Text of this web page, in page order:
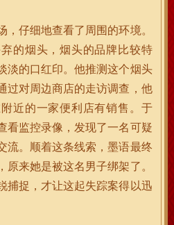
仔细地查看了周围的环境。
的烟头，烟头的品牌比较特
淡的口红印。他推测这个烟头
过对周边商店的走访调查，他
近的一家便利店有销售。于
看监控录像，发现了一名可疑
流。顺着这条线索，墨语最终
来她是被这名男子绑架了。
捕捉，才让这起失踪案得以迅